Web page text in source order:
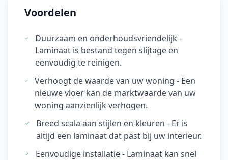
Voordelen
Duurzaam en onderhoudsvriendelijk -
Laminaat is bestand tegen slijtage en
eenvoudig te reinigen.
Verhoogt de waarde van uw woning - Een
nieuwe vloer kan de marktwaarde van uw
woning aanzienlijk verhogen.
Breed scala aan stijlen en kleuren - Er is
altijd een laminaat dat past bij uw interieur.
Eenvoudige installatie - Laminaat kan snel